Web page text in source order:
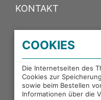
KONTAKT
PORTALE DES
EXTERNE LINKS
COOKIES
Die Internetseiten des
Cookies zur
sowie beim Bestellen
Informationen über die